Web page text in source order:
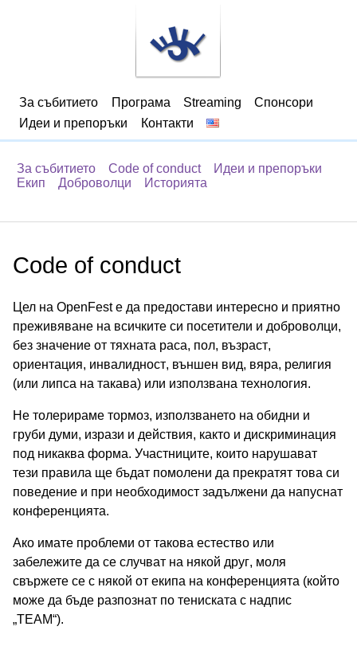
За събитието Програма Streaming
Спонсори
Идеи и препоръки
Контакти
За събитието Code of conduct
Идеи и препоръки
Екип
Доброволци Историята
Code of conduct
Цел на OpenFest е да предостави интересно и приятно
преживяване на всичките си посетители и доброволци,
без значение от тяхната раса, пол, възраст,
ориентация, инвалидност, външен вид, вяра, религия
(или липса на такава) или използвана технология.
Не толерираме тормоз, използването на обидни и
груби думи, изрази и действия, както и дискриминация
под никаква форма. Участниците, които нарушават
тези правила ще бъдат помолени да прекратят това си
поведение и при необходимост задължени да напуснат
конференцията.
Ако имате проблеми от такова естество или
забележите да се случват на някой друг, моля
свържете се с някой от екипа на конференцията (който
може да бъде разпознат по тениската с надпис
„TEAM“).